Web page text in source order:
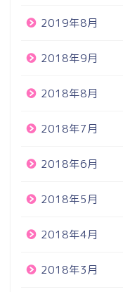
2019年8月
2018年9月
2018年8月
2018年7月
2018年6月
2018年5月
2018年4月
2018年3月